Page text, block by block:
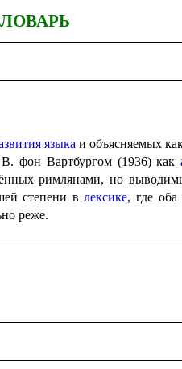
языка и объясняемых
В. фон Вартбургом (1936) как
римлянами, но
степени влексике, где оба
реже.